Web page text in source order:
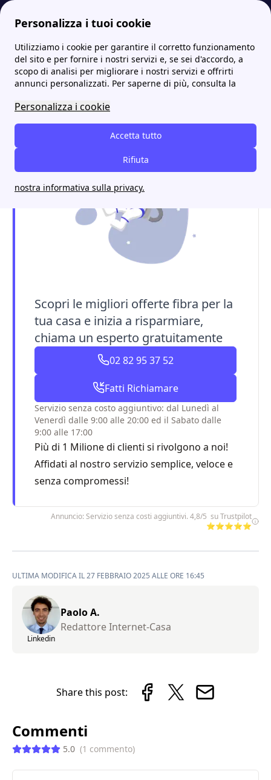
Personalizza i tuoi cookie
Utilizziamo i cookie per garantire il corretto funzionamento
del sito e per fornire i nostri servizi e, se sei d'accordo, a
scopo di analisi per migliorare i nostri servizi e offrirti
annunci personalizzati. Per saperne di più, consulta la
Personalizza i cookie
Accetta tutto
Rifiuta
nostra informativa sulla privacy.
Internet Casa Confronto offerte mobile e fisso: ecco le migliori in circolazione! Tutti i i dettagli e vantaggi delle offerte mobile TIM
Tutti i i dettagli e vantaggi
delle offerte mobile TIM
Scopri le migliori offerte fibra per la
tua casa e inizia a risparmiare,
chiama un esperto gratuitamente
02 82 95 37 52
Fatti Richiamare
Servizio senza costo aggiuntivo: dal Lunedì al
Venerdì dalle 9:00 alle 20:00 ed il Sabato dalle
9:00 alle 17:00
Più di 1 Milione di clienti si rivolgono a noi!
Affidati al nostro servizio semplice, veloce e
senza compromessi!
Annuncio: Servizio senza costi aggiuntivi. 4,8/5 su Trustpilot
⭐⭐⭐⭐⭐
ULTIMA MODIFICA IL 27 FEBBRAIO 2025 ALLE ORE 16:45
Linkedin
Paolo A.
Redattore Internet-Casa
Share this post:
Commenti
5.0 (1 commento)